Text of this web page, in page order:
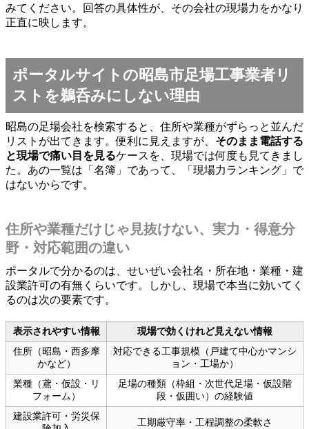
みてください。回答の具体性が、その会社の現場力をかなり
正直に映します。
ポータルサイトの昭島市足場工事業者リ
ストを鵜呑みにしない理由
昭島の足場会社を検索すると、住所や業種がずらっと並んだ
リストが出てきます。便利に見えますが、 そのまま電話する
と現場で痛い目を見るケースを、現場では何度も見てきまし
た。あの一覧は「名簿」であって、「現場力ランキング」で
はないからです。
住所や業種だけじゃ見抜けない、実力・得意分
野・対応範囲の違い
ポータルで分かるのは、せいぜい会社名・所在地・業種・建
設業許可の有無くらいです。しかし、現場で本当に効いてく
るのは次の要素です。
表示されやすい情報
現場で効くけれど見えない情報
住所（昭島・西多摩
かなど）
対応できる工事規模（戸建て中心かマンシ
ョン・工場か）
業種（鳶・仮設・リ
フォーム）
足場の種類（枠組・次世代足場・仮設階
段・仮囲い）の経験値
建設業許可・労災保
工期厳守率・工程調整の柔軟さ